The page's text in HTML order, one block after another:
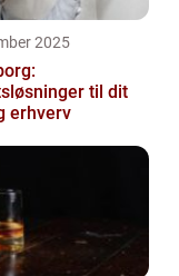
2025
til dit
erhverv